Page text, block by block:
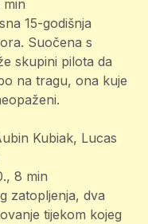
min
15-godišnja
Suočena s
skupini pilota da
na tragu, ona kuje
Kubiak, Lucas
8 min
zatopljenja, dva
tijekom kojeg